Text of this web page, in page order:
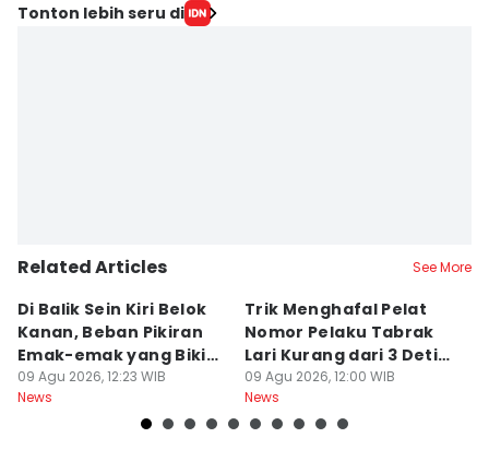
Tonton lebih seru di
Related Articles See More
Di Balik Sein Kiri Belok
Kanan, Beban Pikiran
Emak-emak yang Bikin
Gagal fokus di Jalan
09 Agu 2026, 12:23 WIB
News
Trik Menghafal Pelat
Nomor Pelaku Tabrak
Lari Kurang dari 3 Detik
di Tengah Kepanikan
09 Agu 2026, 12:00 WIB
News